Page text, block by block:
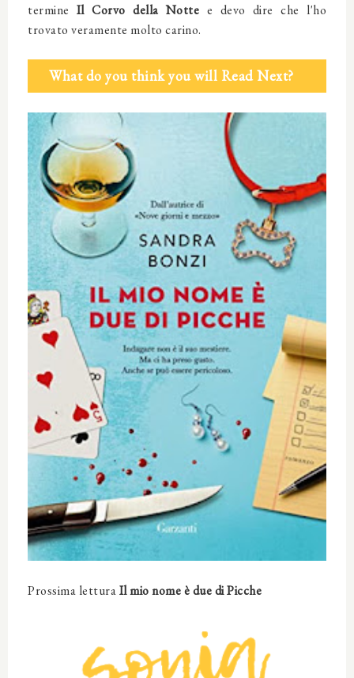
termine Il Corvo della Notte e devo dire che l'ho
trovato veramente molto carino.
What do you think you will Read Next?
Prossima letturaIl mio nome è due di Picche